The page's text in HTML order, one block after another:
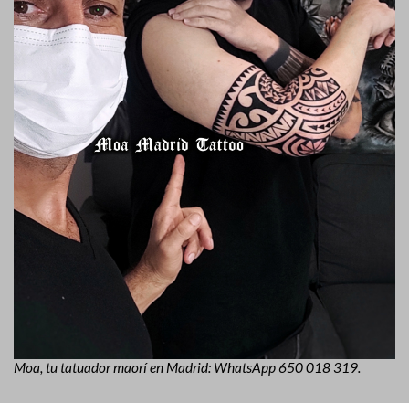
Moa, tu tatuador maorí en Madrid: WhatsApp 650 018 319.